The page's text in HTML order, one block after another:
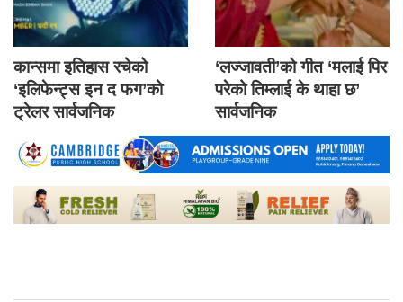
कान्समा इतिहास रचेको
‘इलिफेन्ट्स इन द फग’को
ट्रेलर सार्वजनिक
‘लज्जावती’को गीत ‘मलाई पिर
परेको तिम्लाई के थाहा छ’
सार्वजनिक